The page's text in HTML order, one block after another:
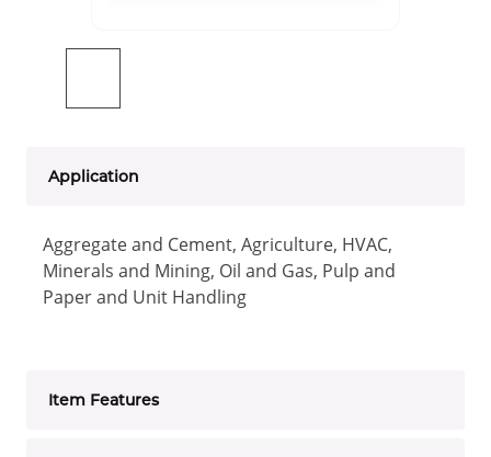
Application
Aggregate and Cement, Agriculture, HVAC,
Minerals and Mining, Oil and Gas, Pulp and
Paper and Unit Handling
Item Features